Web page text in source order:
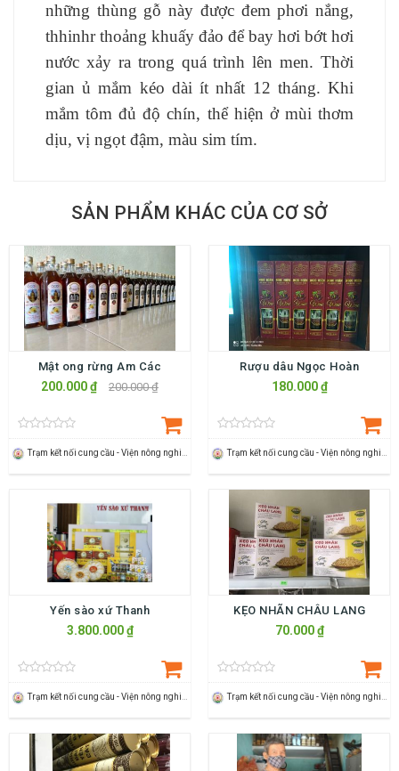
những thùng gỗ này được đem phơi nắng,
thhinhr thoảng khuấy đảo để bay hơi bớt hơi
nước xảy ra trong quá trình lên men. Thời
gian ủ mắm kéo dài ít nhất 12 tháng. Khi
mắm tôm đủ độ chín, thể hiện ở mùi thơm
dịu, vị ngọt đậm, màu sim tím.
SẢN PHẨM KHÁC CỦA CƠ SỞ
Mật ong rừng Am Các
200.000 ₫ 200.000 ₫
Trạm kết nối cung cầu - Viện nông nghiệp Thanh Hoá
Rượu dâu Ngọc Hoàn
180.000 ₫
Trạm kết nối cung cầu - Viện nông nghiệp Thanh Hoá
Yến sào xứ Thanh
3.800.000 ₫
Trạm kết nối cung cầu - Viện nông nghiệp Thanh Hoá
KẸO NHÃN CHÂU LANG
70.000 ₫
Trạm kết nối cung cầu - Viện nông nghiệp Thanh Hoá